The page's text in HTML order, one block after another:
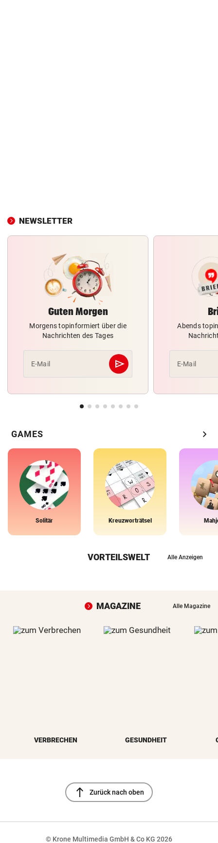
NEWSLETTER
Guten Morgen
Morgens topinformiert über die
Nachrichten des Tages
E-Mail send
Abschicken
Abends
E-Mail
GAMES chevron_right
Solitär Kreuzworträtsel
VORTEILSWELT Alle Anzeigen
MAGAZINE Alle Magazine
VERBRECHEN GESUNDHEIT
north Zurück nach oben
© Krone Multimedia GmbH & Co KG 2026